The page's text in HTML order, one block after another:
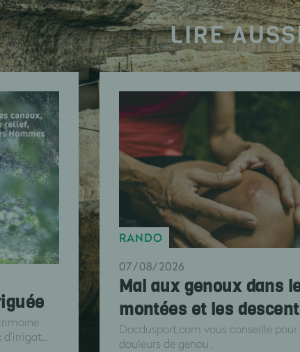
LIRE
RANDO
07/08/2026
Mal aux genoux dans
montées et les
Docdusport.com vous conseille pour
douleurs de genou .